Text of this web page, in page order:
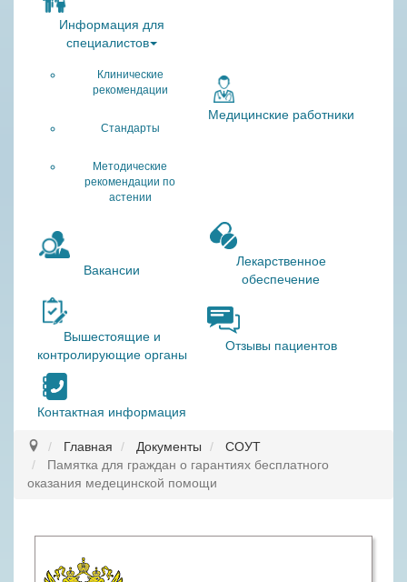
Информация для
специалистов
Клинические
рекомендации
Стандарты
Методические
рекомендации по
астении
Медицинские работники
Вакансии
Лекарственное
обеспечение
Вышестоящие и
контролирующие органы
Отзывы пациентов
Контактная информация
Главная Документы
СОУТ
Памятка для граждан о гарантиях бесплатного
оказания медецинской помощи